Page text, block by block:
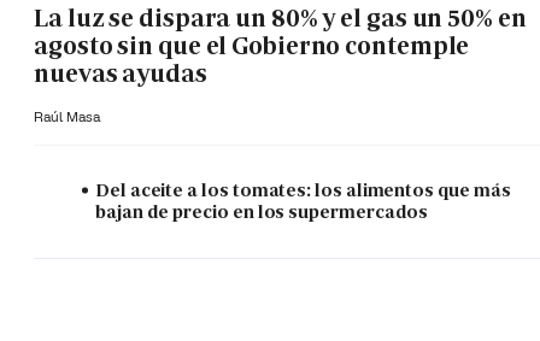
La luz se dispara un 80% y el gas un 50% en
agosto sin que el Gobierno contemple
nuevas ayudas
Raúl Masa
Del aceite a los tomates: los alimentos que más
bajan de precio en los supermercados